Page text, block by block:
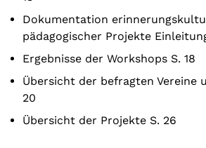
Dokumentation
pädagogischer Projekte
Ergebnisse der Workshops S. 18
Übersicht der befragten Vereine
20
Übersicht der Projekte S. 26